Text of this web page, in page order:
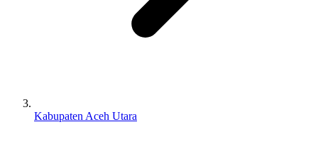
Kabupaten Aceh Utara